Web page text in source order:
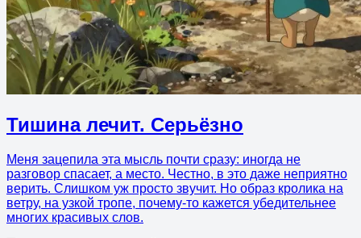
Тишина лечит. Серьёзно
Меня зацепила эта мысль почти сразу: иногда не
разговор спасает, а место. Честно, в это даже неприятно
верить. Слишком уж просто звучит. Но образ кролика на
ветру, на узкой тропе, почему-то кажется убедительнее
многих красивых слов.